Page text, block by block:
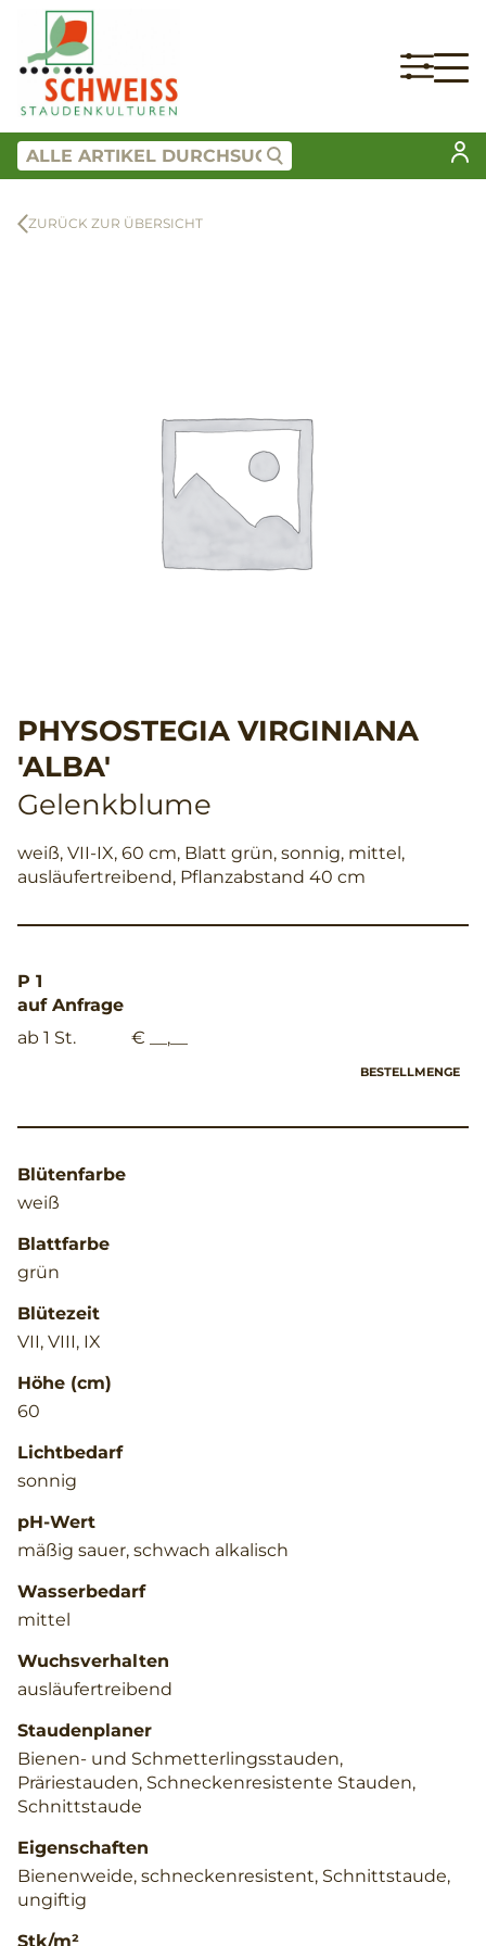
ZURÜCK ZUR ÜBERSICHT
PHYSOSTEGIA VIRGINIANA
'ALBA'
Gelenkblume
weiß, VII-IX, 60 cm, Blatt grün, sonnig, mittel,
ausläufertreibend, Pflanzabstand 40 cm
P 1
auf Anfrage
ab 1 St.
€ __,__
BESTELLMENGE
Blütenfarbe
weiß
Blattfarbe
grün
Blütezeit
VII, VIII, IX
Höhe (cm)
60
Lichtbedarf
sonnig
pH-Wert
mäßig sauer, schwach alkalisch
Wasserbedarf
mittel
Wuchsverhalten
ausläufertreibend
Staudenplaner
Bienen- und Schmetterlingsstauden,
Präriestauden, Schneckenresistente Stauden,
Schnittstaude
Eigenschaften
Bienenweide, schneckenresistent, Schnittstaude,
ungiftig
Stk/m²